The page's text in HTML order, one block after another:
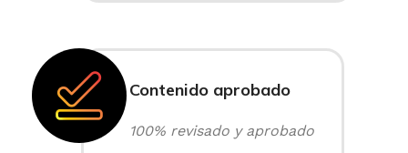
Contenido aprobado
100% revisado y aprobado